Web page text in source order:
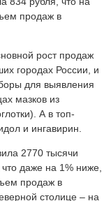
продаж в
рост продаж
городах России, и
для выявления
мазков из
А в топ-
и ингавирин.
2770 тысячи
даже на 1% ниже,
продаж в
столице – на